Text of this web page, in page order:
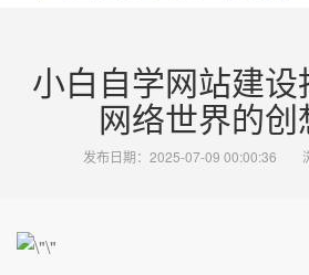
小白自学网站建设
网络世界的创
发布日期：2025-07-09 00:00:36